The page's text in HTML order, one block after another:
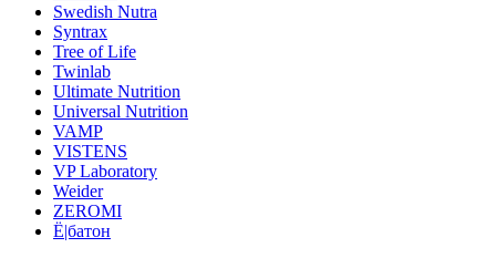
Swedish Nutra
Syntrax
Tree of Life
Twinlab
Ultimate Nutrition
Universal Nutrition
VAMP
VISTENS
VP Laboratory
Weider
ZEROMI
Ё|батон